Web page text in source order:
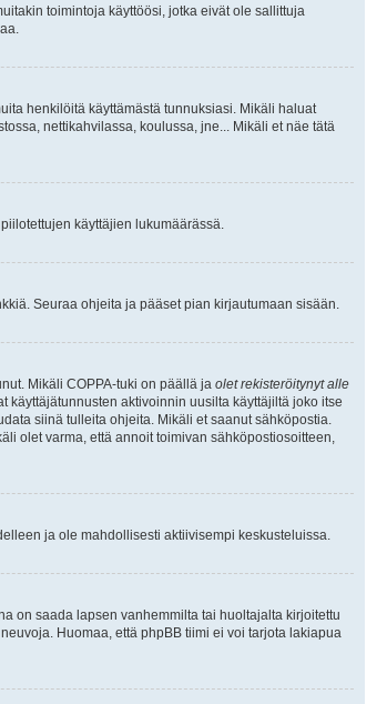
toimintoja käyttöösi, jotka eivät ole sallittuja
henkilöitä käyttämästä tunnuksiasi. Mikäli haluat
nettikahvilassa, koulussa, jne... Mikäli et näe tätä
käyttäjien lukumäärässä.
Seuraa ohjeita ja pääset pian kirjautumaan sisään.
Mikäli COPPA-tuki on päällä ja olet rekisteröitynyt alle
käyttäjätunnusten aktivoinnin uusilta käyttäjiltä joko itse
siinä tulleita ohjeita. Mikäli et saanut sähköpostia.
olet varma, että annoit toimivan sähköpostiosoitteen,
ja ole mahdollisesti aktiivisempi keskusteluissa.
on saada lapsen vanhemmilta tai huoltajalta kirjoitettu
Huomaa, että phpBB tiimi ei voi tarjota lakiapua